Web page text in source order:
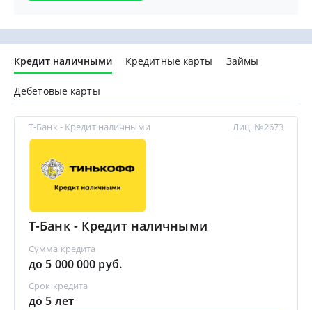
Кредит наличными Кредитные карты Займы
Дебетовые карты
Т-Банк - Кредит наличными
Т-Банк - Кредит наличными
Сумма кредита
до 5 000 000 руб.
Срок кредита
до 5 лет
Лиц. №2673